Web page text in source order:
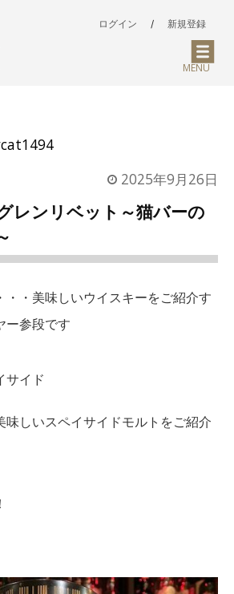
ログイン / 新規登録
MENU
2025年9月26日
レンリベット～猫バーの
・・美味しいウイスキーをご紹介す
ー参段です
サイド
味しいスペイサイドモルトをご紹介